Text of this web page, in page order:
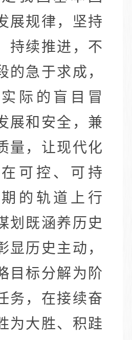
展规律，坚持
持续推进，不
的急于求成，
际的盲目冒
展和安全，兼
量，让现代化
可控、可持
的轨道上行
划既涵养历史
显历史主动，
目标分解为阶
务，在接续奋
为大胜、积跬